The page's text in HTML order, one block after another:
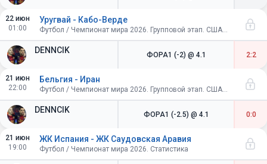
22 июн
01:00
DENNCIK
Уругвай - Кабо-Верде
Футбол / Чемпионат мира 2026. Групповой этап. США-Канада-Мексика
ФОРА1 (-2) @ 4.1 2:2
21 июн
22:00
DENNCIK
Бельгия - Иран
Футбол / Чемпионат мира 2026. Групповой этап. США-Канада-Мексика
ФОРА1 (-2.5) @ 4.1 0:0
21 июн
19:00
ЖК Испания - ЖК Саудовская Аравия
Футбол / Чемпионат мира 2026. Статистика